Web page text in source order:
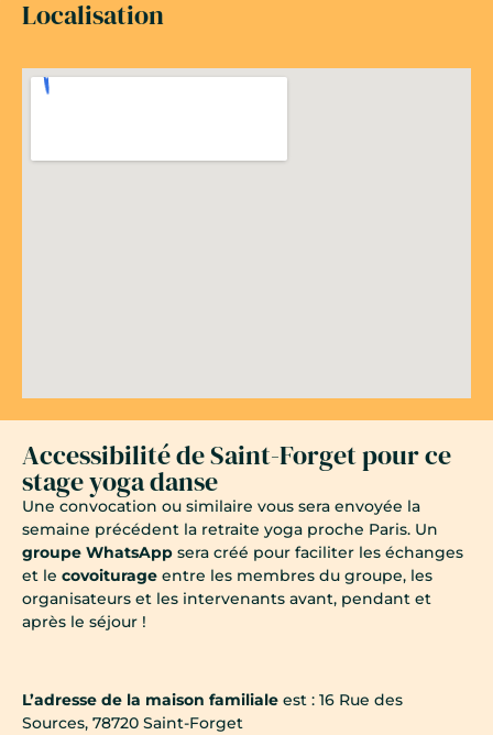
Localisation
Accessibilité de Saint-Forget pour ce
stage yoga danse
Une convocation ou similaire vous sera envoyée la
semaine précédent la retraite yoga proche Paris. Un
groupe WhatsApp sera créé pour faciliter les échanges
et le covoiturage entre les membres du groupe, les
organisateurs et les intervenants avant, pendant et
après le séjour !
L’adresse de la maison familiale est : 16 Rue des
Sources, 78720 Saint-Forget